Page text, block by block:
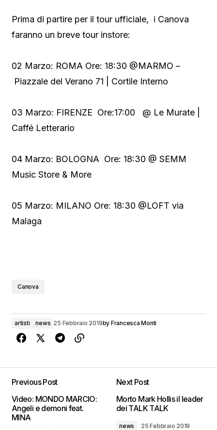
Prima di partire per il tour ufficiale, i Canova
faranno un breve tour instore:
02 Marzo: ROMA Ore: 18:30 @MARMO –
Piazzale del Verano 71 | Cortile Interno
03 Marzo: FIRENZE Ore:17:00 @ Le Murate |
Caffé Letterario
04 Marzo: BOLOGNA Ore: 18:30 @ SEMM
Music Store & More
05 Marzo: MILANO Ore: 18:30 @LOFT via
Malaga
Canova
artisti news 25 Febbraio 2019by Francesca Monti
Previous Post
Video: MONDO MARCIO:
Angeli e demoni feat.
MINA
Next Post
Morto Mark Hollis il leader
dei TALK TALK
news 25 Febbraio 2019